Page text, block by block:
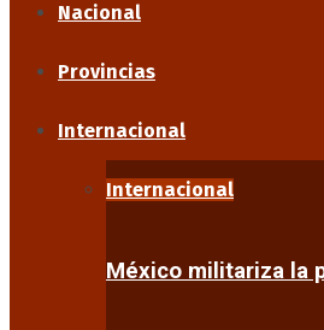
Nacional
Provincias
Internacional
Internacional
México militariza la